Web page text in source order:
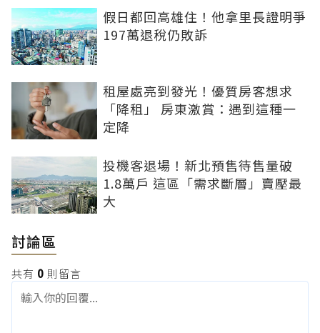
假日都回高雄住！他拿里長證明爭
197萬退稅仍敗訴
租屋處亮到發光！優質房客想求
「降租」 房東激賞：遇到這種一
定降
投機客退場！新北預售待售量破
1.8萬戶 這區「需求斷層」賣壓最
大
討論區
共有 0 則留言